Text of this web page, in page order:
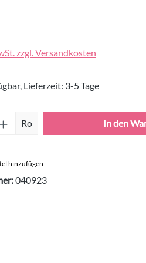
zzgl. Versandkosten
Lieferzeit: 3-5 Tage
Gib den
Ro In den
hinzufügen
040923